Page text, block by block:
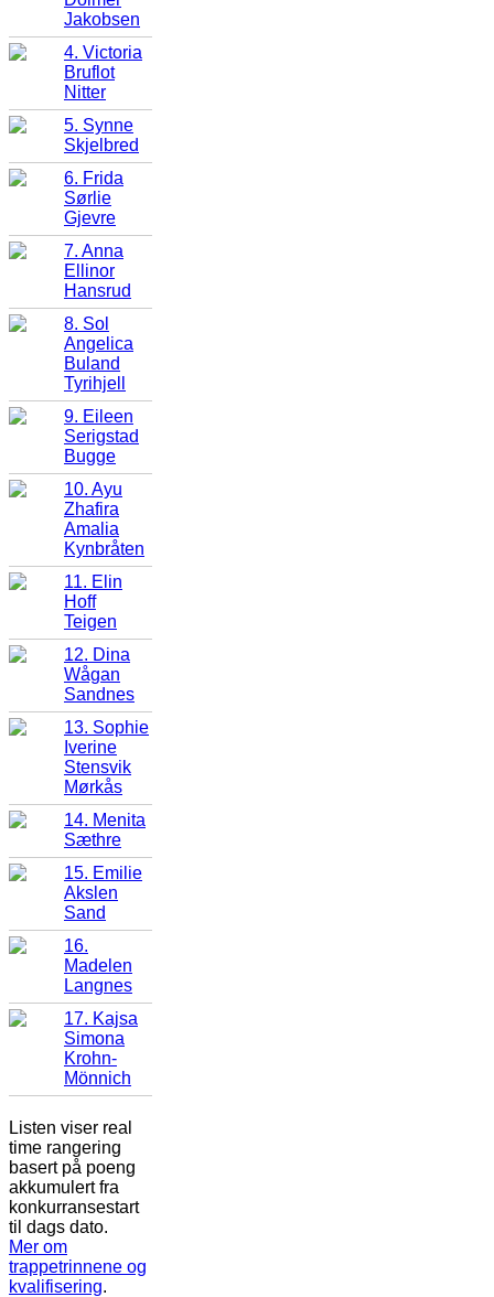
Jakobsen
4. Victoria
Bruflot
Nitter
5. Synne
Skjelbred
6. Frida
Sørlie
Gjevre
7. Anna
Ellinor
Hansrud
8. Sol
Angelica
Buland
Tyrihjell
9. Eileen
Serigstad
Bugge
10. Ayu
Zhafira
Amalia
Kynbråten
11. Elin
Hoff
Teigen
12. Dina
Wågan
Sandnes
13. Sophie
Iverine
Stensvik
Mørkås
14. Menita
Sæthre
15. Emilie
Akslen
Sand
16.
Madelen
Langnes
17. Kajsa
Simona
Krohn-
Mönnich
Listen viser real
time rangering
basert på poeng
akkumulert fra
konkurransestart
til dags dato.
Mer om
trappetrinnene og
kvalifisering.